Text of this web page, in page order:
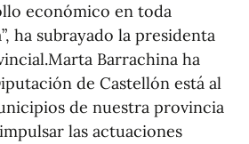
económico en toda
ha subrayado la presidenta
Barrachina ha
de Castellón está al
de nuestra provincia
las actuaciones